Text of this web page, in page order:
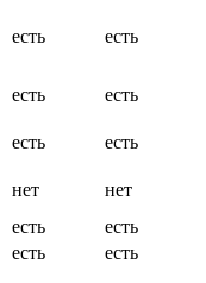
есть есть
есть
есть
есть
есть
нет
нет
есть
есть
есть
есть